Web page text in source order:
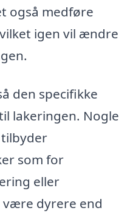
også medføre
igen vil ændre
den specifikke
lakeringen. Nogle
som for
eller
være dyrere end